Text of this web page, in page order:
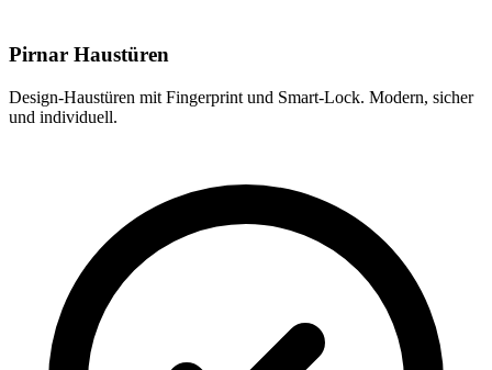
Pirnar Haustüren
Design-Haustüren mit Fingerprint und Smart-Lock. Modern, sicher
und individuell.